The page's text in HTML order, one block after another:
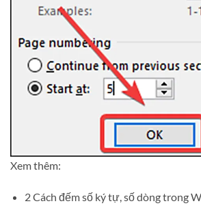
Xem thêm:
2 Cách đếm số ký tự, số dòng trong